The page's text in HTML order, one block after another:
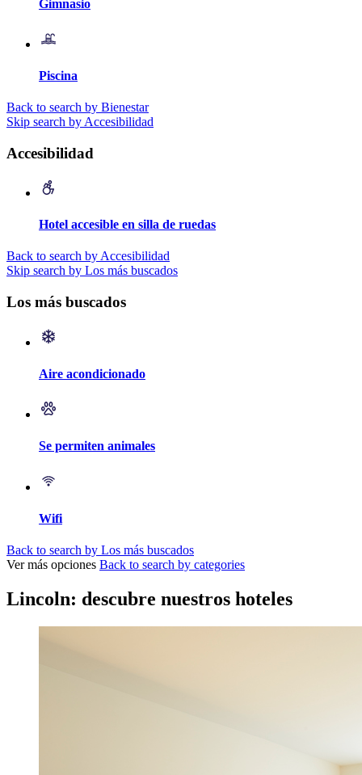
Gimnasio
Piscina
Back to search by Bienestar
Skip search by Accesibilidad
Accesibilidad
Hotel accesible en silla de ruedas
Back to search by Accesibilidad
Skip search by Los más buscados
Los más buscados
Aire acondicionado
Se permiten animales
Wifi
Back to search by Los más buscados
Ver más opciones Back to search by categories
Lincoln: descubre nuestros hoteles